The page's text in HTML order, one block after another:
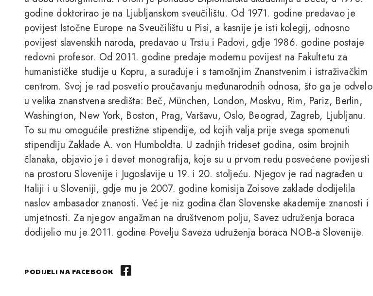
godine doktorirao je na Ljubljanskom sveučilištu. Od 1971. godine predavao je
povijest Istočne Europe na Sveučilištu u Pisi, a kasnije je isti kolegij, odnosno
povijest slavenskih naroda, predavao u Trstu i Padovi, gdje 1986. godine postaje
redovni profesor. Od 2011. godine predaje modernu povijest na Fakultetu za
humanističke studije u Kopru, a surađuje i s tamošnjim Znanstvenim i istraživačkim
centrom. Svoj je rad posvetio proučavanju međunarodnih odnosa, što ga je odvelo
u velika znanstvena središta: Beč, München, London, Moskvu, Rim, Pariz, Berlin,
Washington, New York, Boston, Prag, Varšavu, Oslo, Beograd, Zagreb, Ljubljanu.
To su mu omogućile prestižne stipendije, od kojih valja prije svega spomenuti
stipendiju Zaklade A. von Humboldta. U zadnjih trideset godina, osim brojnih
članaka, objavio je i devet monografija, koje su u prvom redu posvećene povijesti
na prostoru Slovenije i Jugoslavije u 19. i 20. stoljeću. Njegov je rad nagrađen u
Italiji i u Sloveniji, gdje mu je 2007. godine komisija Zoisove zaklade dodijelila
naslov ambasador znanosti. Već je niz godina član Slovenske akademije znanosti i
umjetnosti. Za njegov angažman na društvenom polju, Savez udruženja boraca
dodijelio mu je 2011. godine Povelju Saveza udruženja boraca NOB-a Slovenije.
PODIJELI NA FACEBOOK